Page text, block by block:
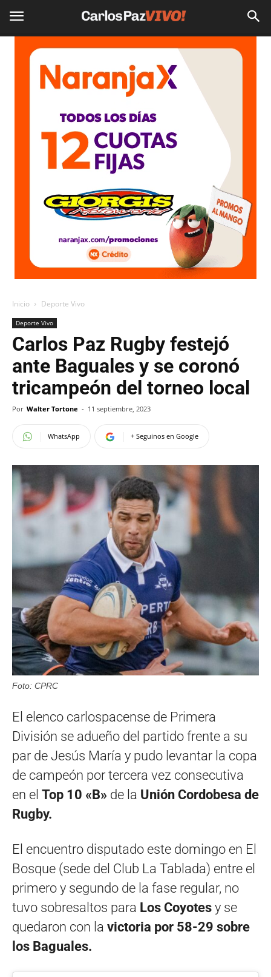
Inicio Deporte Vivo
Deporte Vivo
Carlos Paz Rugby festejó
ante Baguales y se coronó
tricampeón del torneo local
Por Walter Tortone - 11 septiembre, 2023
WhatsApp + Seguinos en Google
Foto: CPRC
El elenco carlospacense de Primera
División se adueño del partido frente a su
par de Jesús María y pudo levantar la copa
de campeón por tercera vez consecutiva
en el Top 10 «B» de la Unión Cordobesa de
Rugby.
El encuentro disputado este domingo en El
Bosque (sede del Club La Tablada) entre el
primero y segundo de la fase regular, no
tuvo sobresaltos para Los Coyotes y se
quedaron con la victoria por 58-29 sobre
los Baguales.